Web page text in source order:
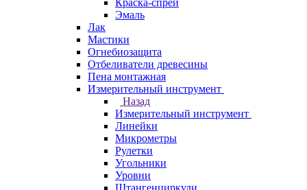
Краска-спрей
Эмаль
Лак
Мастики
Огнебиозащита
Отбеливатели древесины
Пена монтажная
Измерительный инструмент
Назад
Измерительный инструмент
Линейки
Микрометры
Рулетки
Угольники
Уровни
Штангенциркули